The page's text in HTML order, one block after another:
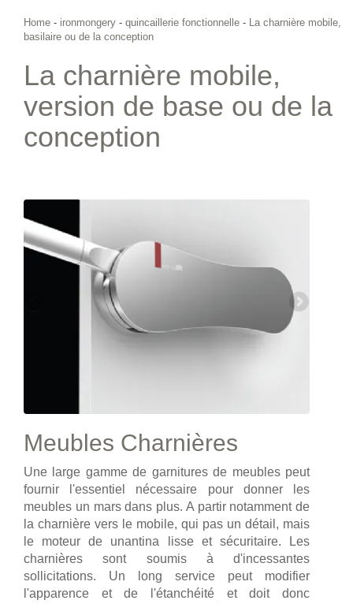
Home - ironmongery - quincaillerie fonctionnelle - La charnière mobile,
basilaire ou de la conception
La charnière mobile,
version de base ou de la
conception
Meubles Charnières
Une large gamme de garnitures de meubles peut
fournir l'essentiel nécessaire pour donner les
meubles un mars dans plus. A partir notamment de
la charnière vers le mobile, qui pas un détail, mais
le moteur de unantina lisse et sécuritaire. Les
charnières sont soumis à d'incessantes
sollicitations. Un long service peut modifier
l'apparence et de l'étanchéité et doit donc